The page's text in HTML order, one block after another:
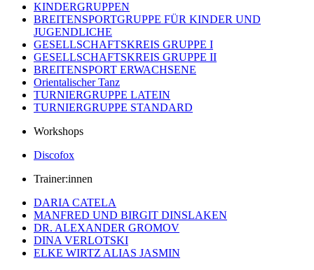
KINDERGRUPPEN
BREITENSPORTGRUPPE FÜR KINDER UND
JUGENDLICHE
GESELLSCHAFTSKREIS GRUPPE I
GESELLSCHAFTSKREIS GRUPPE II
BREITENSPORT ERWACHSENE
Orientalischer Tanz
TURNIERGRUPPE LATEIN
TURNIERGRUPPE STANDARD
Workshops
Discofox
Trainer:innen
DARIA CATELA
MANFRED UND BIRGIT DINSLAKEN
DR. ALEXANDER GROMOV
DINA VERLOTSKI
ELKE WIRTZ ALIAS JASMIN